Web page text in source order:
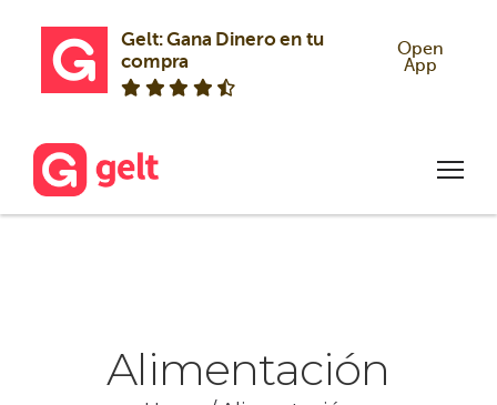
Gelt: Gana Dinero en tu
compra
Open
App
Alimentación